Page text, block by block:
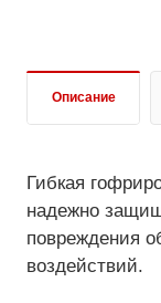
Описание
Гибкая
надежно
повреждения
воздействий.